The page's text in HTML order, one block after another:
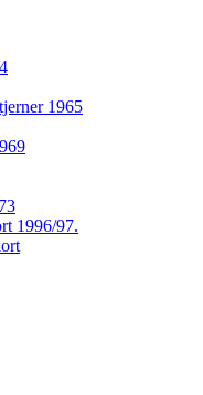
1965
1996/97.